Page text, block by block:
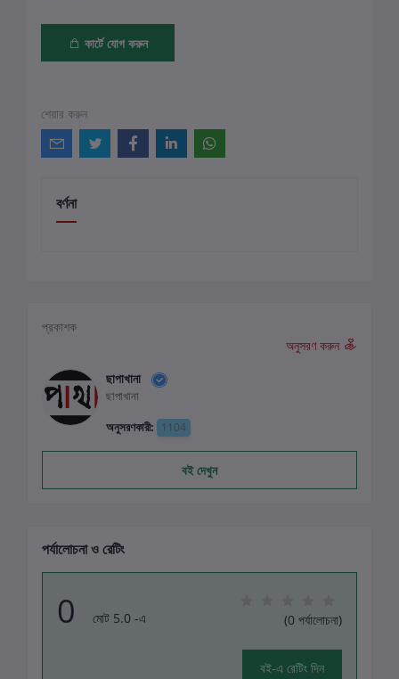
কার্টে যোগ করুন
শেয়ার করুন
বর্ণনা
প্রকাশক
অনুসরণ করুন
ছাপাখানা
ছাপাখানা
অনুসরণকারী: 1104
বই দেখুন
পর্যালোচনা ও রেটিং
0 মোট 5.0 -এ (0 পর্যালোচনা)
বই-এ রেটিং দিন